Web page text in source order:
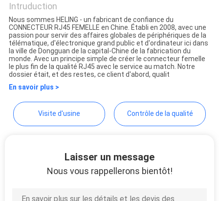
PLAN
DU
SITE
POLITIQUE
EN
MATIÈRE
PROTECTION
Dongguan Heling Electronic
Co., Ltd.
Intruduction
Nous sommes HELING - un fabricant de confiance du
CONNECTEUR RJ45 FEMELLE en Chine. Établi en 2008, avec une
passion pour servir des affaires globales de périphériques de la
télématique, d'électronique grand public et d'ordinateur ici dans
la ville de Dongguan de la capital-Chine de la fabrication du
monde. Avec un principe simple de créer le connecteur femelle
le plus fin de la qualité RJ45 avec le service au match. Notre
dossier était, et des restes, ce client d'abord, qualit
En savoir plus >
Visite d'usine Contrôle de la qualité
Laisser un message
Nous vous rappellerons bientôt!